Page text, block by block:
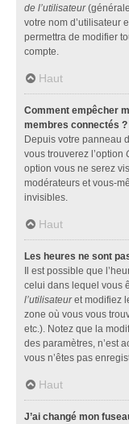
de l’utilisateur
votre nom d’utilisateur
permettra de modifier
compte.
Haut
Comment empêcher
membres connectés ?
Depuis votre panneau
vous trouverez l’option
option vous ne serez
modérateurs et vous-
invisibles.
Haut
Les heures ne sont
Il est possible que
celui dans lequel vous
l’utilisateuret modifiez
zone où vous vous
etc.). Notez que la
des paramètres, n’est
vous n’êtes pas
Haut
J’ai changé mon